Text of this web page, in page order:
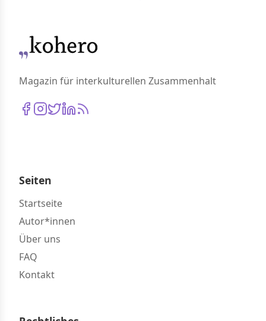
Magazin für interkulturellen Zusammenhalt
Seiten
Startseite
Autor*innen
Über uns
FAQ
Kontakt